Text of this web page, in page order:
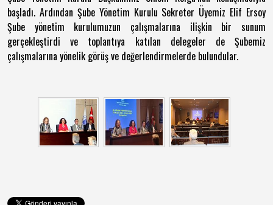
başladı. Ardından Şube Yönetim Kurulu Sekreter Üyemiz Elif Ersoy
Şube yönetim kurulumuzun çalışmalarına ilişkin bir sunum
gerçekleştirdi ve toplantıya katılan delegeler de Şubemiz
çalışmalarına yönelik görüş ve değerlendirmelerde bulundular.